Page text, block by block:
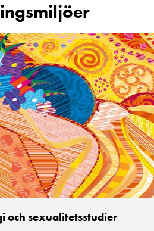
och sexualitetsstudier